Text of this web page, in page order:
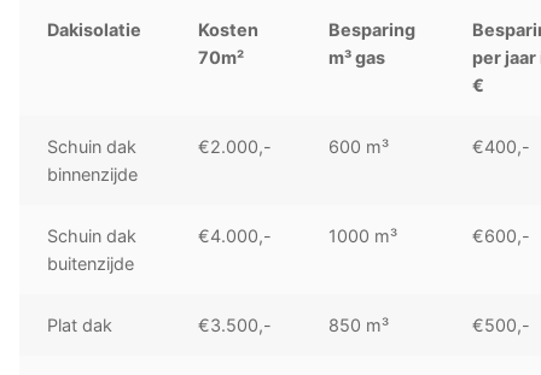
Dakisolatie
Kosten
70m²
Besparing
m³ gas
per jaar
€
Schuin dak
binnenzijde
€2.000,- 600 m³ €400,-
Schuin dak
buitenzijde
€4.000,- 1000 m³ €600,-
Plat dak €3.500,- 850 m³ €500,-